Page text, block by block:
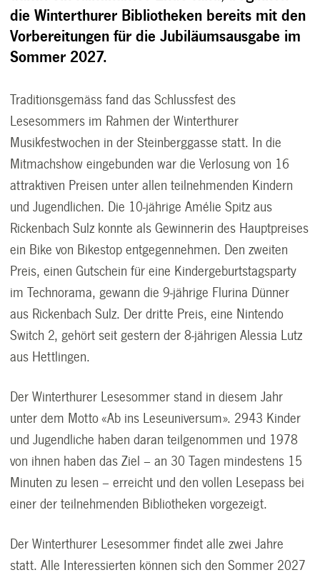
die Winterthurer Bibliotheken bereits mit den
Vorbereitungen für die Jubiläumsausgabe im
Sommer 2027.
Traditionsgemäss fand das Schlussfest des
Lesesommers im Rahmen der Winterthurer
Musikfestwochen in der Steinberggasse statt. In die
Mitmachshow eingebunden war die Verlosung von 16
attraktiven Preisen unter allen teilnehmenden Kindern
und Jugendlichen. Die 10-jährige Amélie Spitz aus
Rickenbach Sulz konnte als Gewinnerin des Hauptpreises
ein Bike von Bikestop entgegennehmen. Den zweiten
Preis, einen Gutschein für eine Kindergeburtstagsparty
im Technorama, gewann die 9-jährige Flurina Dünner
aus Rickenbach Sulz. Der dritte Preis, eine Nintendo
Switch 2, gehört seit gestern der 8-jährigen Alessia Lutz
aus Hettlingen.
Der Winterthurer Lesesommer stand in diesem Jahr
unter dem Motto «Ab ins Leseuniversum». 2943 Kinder
und Jugendliche haben daran teilgenommen und 1978
von ihnen haben das Ziel – an 30 Tagen mindestens 15
Minuten zu lesen – erreicht und den vollen Lesepass bei
einer der teilnehmenden Bibliotheken vorgezeigt.
Der Winterthurer Lesesommer findet alle zwei Jahre
statt. Alle Interessierten können sich den Sommer 2027